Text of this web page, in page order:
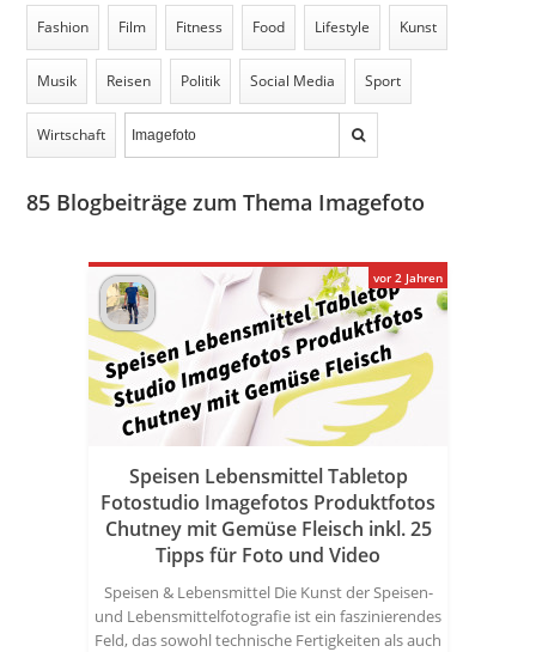
Fashion Film Fitness Food Lifestyle Kunst
Musik Reisen Politik Social Media Sport
Wirtschaft
85 Blogbeiträge zum Thema Imagefoto
Speisen Lebensmittel Tabletop
Fotostudio Imagefotos Produktfotos
Chutney mit Gemüse Fleisch inkl. 25
Tipps für Foto und Video
Speisen & Lebensmittel Die Kunst der Speisen-
und Lebensmittelfotografie ist ein faszinierendes
Feld, das sowohl technische Fertigkeiten als auch
vor 2 Jahren